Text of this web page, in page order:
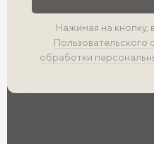
Нажимая на кнопку,
Пользовательского
обработки